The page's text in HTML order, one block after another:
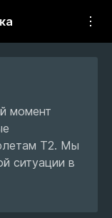
момент
T2. Мы
ситуации в